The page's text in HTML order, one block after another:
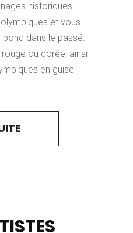
historiques
et vous
dans le passé.
ou dorée, ainsi
en guise